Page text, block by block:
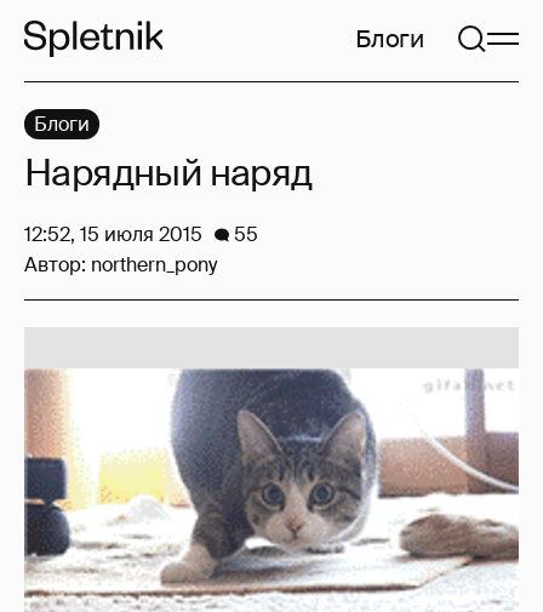
Блоги
Блоги
Нарядный наряд
12:52, 15 июля 2015
55
Автор: northern_pony